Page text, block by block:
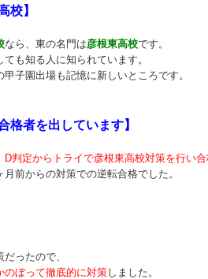
校】
なら、東の名門は彦根東高校です。
も知る人に知られています。
子園出場も記憶に新しいところです。
格者を出しています】
D判定からトライで彦根東高校対策を行い
前からの対策での逆転合格でした。
ったので、
のぼって徹底的に対策しました。